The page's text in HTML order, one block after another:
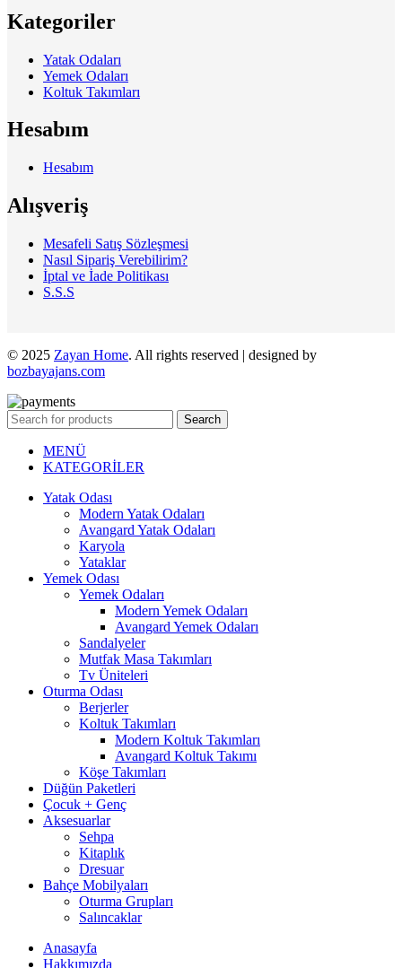
Kategoriler
Yatak Odaları
Yemek Odaları
Koltuk Takımları
Hesabım
Hesabım
Alışveriş
Mesafeli Satış Sözleşmesi
Nasıl Sipariş Verebilirim?
İptal ve İade Politikası
S.S.S
© 2025 Zayan Home. All rights reserved | designed by
bozbayajans.com
Search
MENÜ
KATEGORİLER
Yatak Odası
Modern Yatak Odaları
Avangard Yatak Odaları
Karyola
Yataklar
Yemek Odası
Yemek Odaları
Modern Yemek Odaları
Avangard Yemek Odaları
Sandalyeler
Mutfak Masa Takımları
Tv Üniteleri
Oturma Odası
Berjerler
Koltuk Takımları
Modern Koltuk Takımları
Avangard Koltuk Takımı
Köşe Takımları
Düğün Paketleri
Çocuk + Genç
Aksesuarlar
Sehpa
Kitaplık
Dresuar
Bahçe Mobilyaları
Oturma Grupları
Salıncaklar
Anasayfa
Hakkımızda